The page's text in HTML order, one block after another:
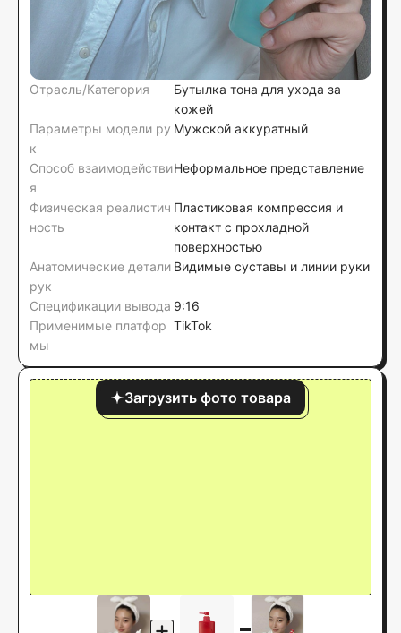
Отрасль/Категория
Бутылка тона для ухода за
кожей
Параметры модели ру
к
Мужской аккуратный
Способ взаимодействи
я
Неформальное представление
Физическая реалистич
ность
Пластиковая компрессия и
контакт с прохладной
поверхностью
Анатомические детали
рук
Видимые суставы и линии руки
Спецификации вывода 9:16
Применимые платфор
мы
TikTok
Загрузить фото товара